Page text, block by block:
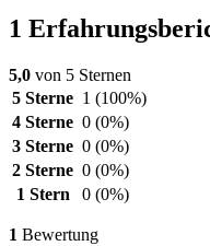
1
5,0 von 5 Sternen
5 Sterne 1 (100%)
4 Sterne 0 (0%)
3 Sterne 0 (0%)
2 Sterne 0 (0%)
1 Stern
0 (0%)
1 Bewertung